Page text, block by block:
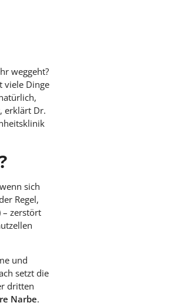
weggeht?
viele Dinge
erklärt Dr.
sich
Regel,
– zerstört
und
setzt die
dritten
Narbe.